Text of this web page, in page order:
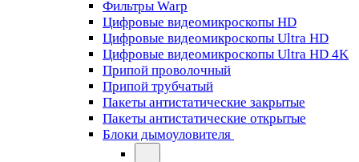
Фильтры Warp
Цифровые видеомикроскопы HD
Цифровые видеомикроскопы Ultra HD
Цифровые видеомикроскопы Ultra HD 4K
Припой проволочный
Припой трубчатый
Пакеты антистатические закрытые
Пакеты антистатические открытые
Блоки дымоуловителя